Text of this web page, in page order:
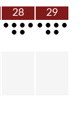
28
• • • •
• •
29
• • • •
• •